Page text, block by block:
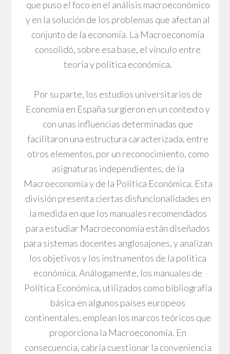
que puso el foco en el análisis macroeconómico
y en la solución de los problemas que afectan al
conjunto de la economía. La Macroeconomía
consolidó, sobre esa base, el vínculo entre
teoría y política económica.
Por su parte, los estudios universitarios de
Economía en España surgieron en un contexto y
con unas influencias determinadas que
facilitaron una estructura caracterizada, entre
otros elementos, por un reconocimiento, como
asignaturas independientes, de la
Macroeconomía y de la Política Económica. Esta
división presenta ciertas disfuncionalidades en
la medida en que los manuales recomendados
para estudiar Macroeconomía están diseñados
para sistemas docentes anglosajones, y analizan
los objetivos y los instrumentos de la política
económica. Análogamente, los manuales de
Política Económica, utilizados como bibliografía
básica en algunos países europeos
continentales, emplean los marcos teóricos que
proporciona la Macroeconomía. En
consecuencia, cabría cuestionar la conveniencia